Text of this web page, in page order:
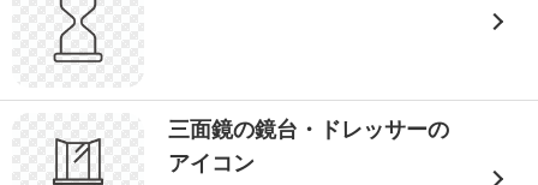
三面鏡の鏡台・ドレッサーの
アイコン